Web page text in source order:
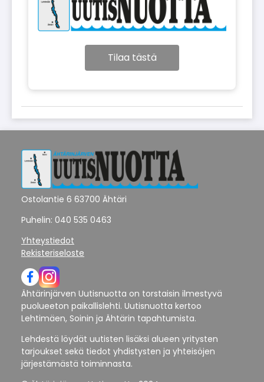
Tilaa tästä
Ostolantie 6 63700 Ähtäri
Puhelin: 040 535 0463
Yhteystiedot
Rekisteriseloste
Ähtärinjärven Uutisnuotta on torstaisin ilmestyvä
puolueeton paikallislehti. Uutisnuotta kertoo
Lehtimäen, Soinin ja Ähtärin tapahtumista.
Lehdestä löydät uutisten lisäksi alueen yritysten
tarjoukset sekä tiedot yhdistysten ja yhteisöjen
järjestämästä toiminnasta.